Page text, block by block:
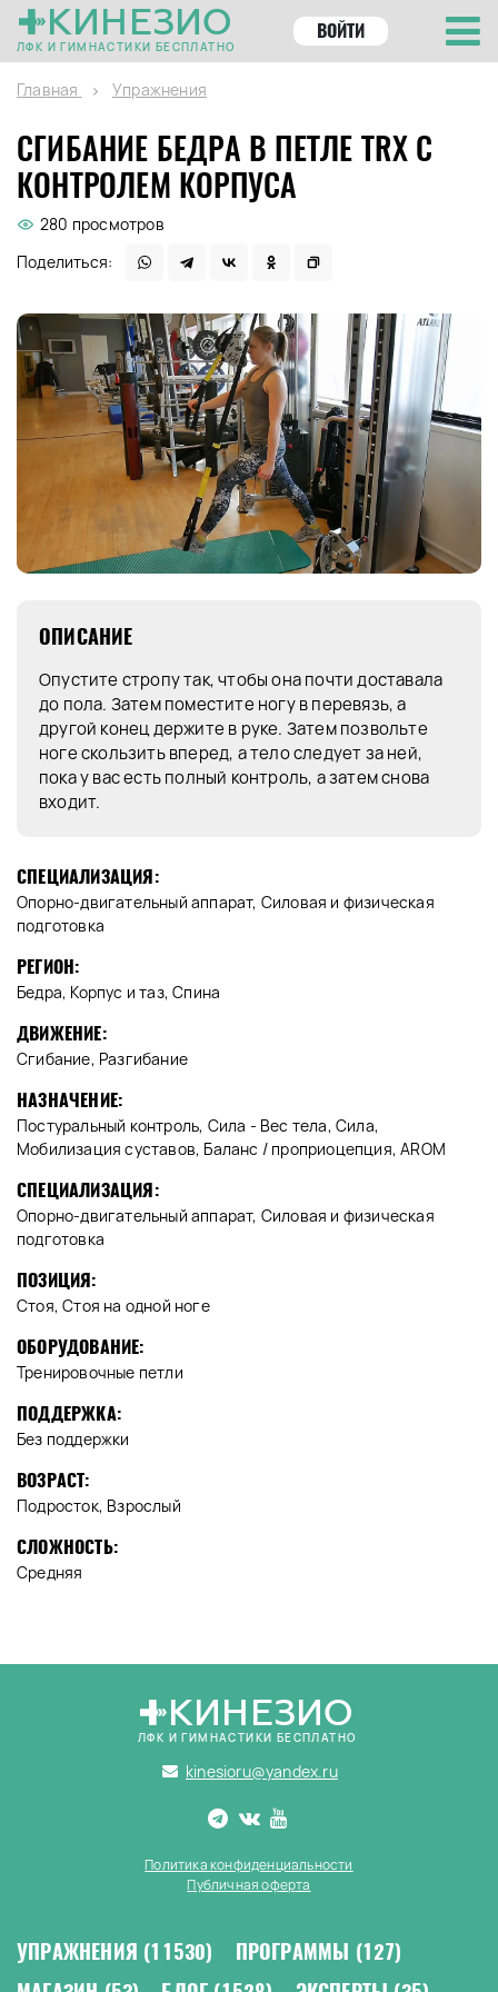
КИНЕЗИО
ЛФК И ГИМНАСТИКИ БЕСПЛАТНО
ВОЙТИ
Главная Упражнения
СГИБАНИЕ БЕДРА В ПЕТЛЕ TRX С
КОНТРОЛЕМ КОРПУСА
280 просмотров
Поделиться:
ОПИСАНИЕ
Опустите стропу так, чтобы она почти доставала
до пола. Затем поместите ногу в перевязь, а
другой конец держите в руке. Затем позвольте
ноге скользить вперед, а тело следует за ней,
пока у вас есть полный контроль, а затем снова
входит.
СПЕЦИАЛИЗАЦИЯ:
Опорно-двигательный аппарат, Силовая и физическая
подготовка
РЕГИОН:
Бедра, Корпус и таз, Спина
ДВИЖЕНИЕ:
Сгибание, Разгибание
НАЗНАЧЕНИЕ:
Постуральный контроль, Сила - Вес тела, Сила,
Мобилизация суставов, Баланс / проприоцепция, AROM
СПЕЦИАЛИЗАЦИЯ:
Опорно-двигательный аппарат, Силовая и физическая
подготовка
ПОЗИЦИЯ:
Стоя, Стоя на одной ноге
ОБОРУДОВАНИЕ:
Тренировочные петли
ПОДДЕРЖКА:
Без поддержки
ВОЗРАСТ:
Подросток, Взрослый
СЛОЖНОСТЬ:
Средняя
КИНЕЗИО
ЛФК И ГИМНАСТИКИ БЕСПЛАТНО
kinesioru@yandex.ru
Политика конфиденциальности
Публичная оферта
УПРАЖНЕНИЯ (11530) ПРОГРАММЫ (127)